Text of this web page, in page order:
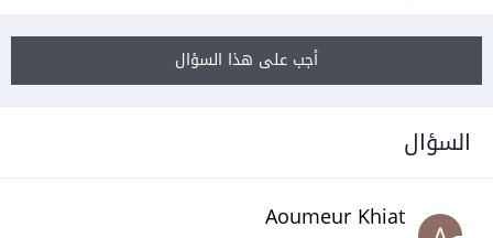
أجب على هذا السؤال
السؤال
Aoumeur Khiat